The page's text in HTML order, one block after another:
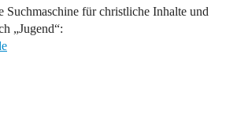
Suchmaschine für christliche Inhalte und
„Jugend“: